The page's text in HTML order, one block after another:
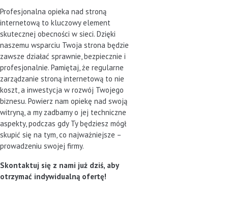
Profesjonalna opieka nad stroną
internetową to kluczowy element
skutecznej obecności w sieci. Dzięki
naszemu wsparciu Twoja strona będzie
zawsze działać sprawnie, bezpiecznie i
profesjonalnie. Pamiętaj, że regularne
zarządzanie stroną internetową to nie
koszt, a inwestycja w rozwój Twojego
biznesu. Powierz nam opiekę nad swoją
witryną, a my zadbamy o jej techniczne
aspekty, podczas gdy Ty będziesz mógł
skupić się na tym, co najważniejsze –
prowadzeniu swojej firmy.
Skontaktuj się z nami już dziś, aby
otrzymać indywidualną ofertę!